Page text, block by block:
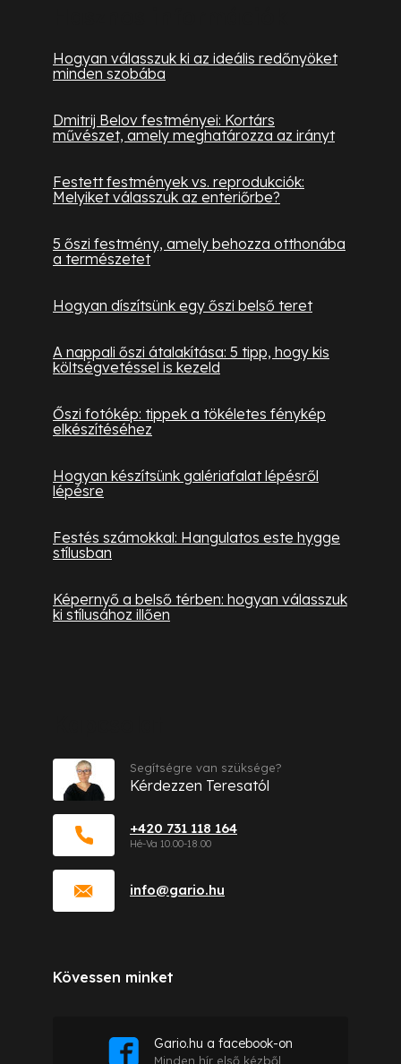
Hogyan válasszuk ki az ideális redőnyöket
minden szobába
Dmitrij Belov festményei: Kortárs
művészet, amely meghatározza az irányt
Festett festmények vs. reprodukciók:
Melyiket válasszuk az enteriőrbe?
5 őszi festmény, amely behozza otthonába
a természetet
Hogyan díszítsünk egy őszi belső teret
A nappali őszi átalakítása: 5 tipp, hogy kis
költségvetéssel is kezeld
Őszi fotókép: tippek a tökéletes fénykép
elkészítéséhez
Hogyan készítsünk galériafalat lépésről
lépésre
Festés számokkal: Hangulatos este hygge
stílusban
Képernyő a belső térben: hogyan válasszuk
ki stílusához illően
info@gario.hu
+420 731 118 164
Segítségre van szüksége?
Kérdezzen Teresatól
Kövessen minket
Gario.hu a facebook-on
Minden hír első kézből